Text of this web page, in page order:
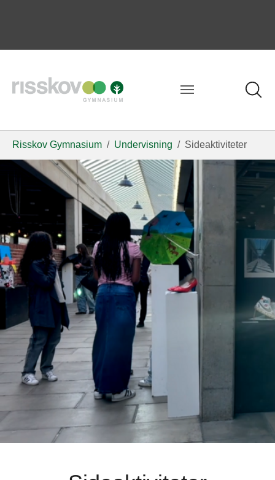
Risskov Gymnasium Undervisning Sideaktiviteter